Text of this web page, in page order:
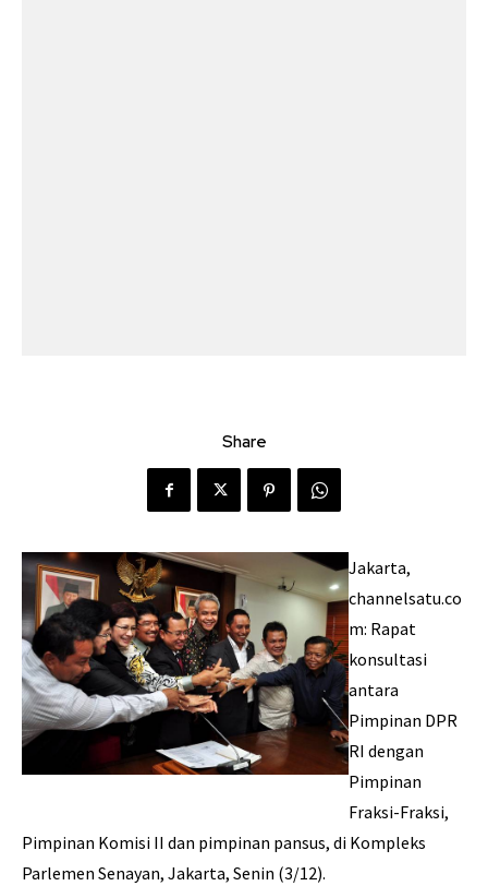
Share
Jakarta,
channelsatu.co
m: Rapat
konsultasi
antara
Pimpinan DPR
RI dengan
Pimpinan
Fraksi-Fraksi,
Pimpinan Komisi II dan pimpinan pansus, di Kompleks
Parlemen Senayan, Jakarta, Senin (3/12).